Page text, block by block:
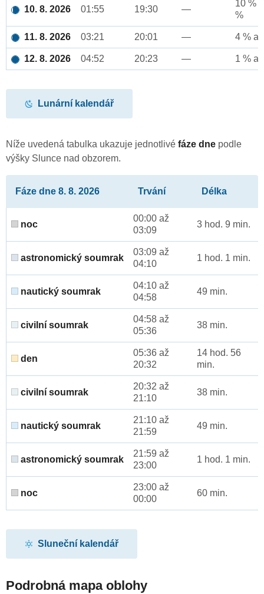
10. 8. 2026 01:55 19:30 —
10 %
%
11. 8. 2026 03:21 20:01 — 4 %
12. 8. 2026 04:52 20:23 — 1 %
Lunární kalendář
Níže uvedená tabulka ukazuje jednotlivé fáze dne podle
výšky Slunce nad obzorem.
Fáze dne 8. 8. 2026 Trvání Délka
noc
00:00 až
03:09
3 hod. 9 min.
astronomický soumrak
03:09 až
04:10
1 hod. 1 min.
nautický soumrak
04:10 až
04:58
49 min.
civilní soumrak
04:58 až
05:36
38 min.
den
05:36 až
20:32
14 hod. 56
min.
civilní soumrak
20:32 až
21:10
38 min.
nautický soumrak
21:10 až
21:59
49 min.
astronomický soumrak
21:59 až
23:00
1 hod. 1 min.
noc
23:00 až
00:00
60 min.
Sluneční kalendář
Podrobná mapa oblohy